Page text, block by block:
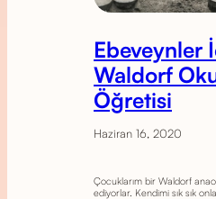
Ebeveynler
Waldorf
Öğretisi
Haziran 16, 2020
Çocuklarım bir Waldorf
ediyorlar. Kendimi sık sık